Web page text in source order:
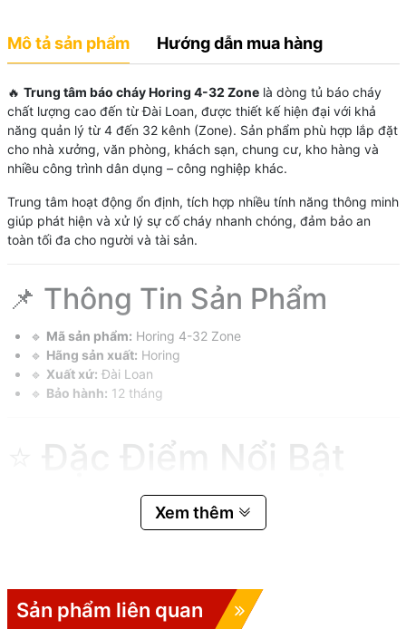
Mô tả sản phẩm Hướng dẫn mua hàng
🔥 Trung tâm báo cháy Horing 4-32 Zonelà dòng tủ báo cháy
chất lượng cao đến từ Đài Loan, được thiết kế hiện đại với khả
năng quản lý từ 4 đến 32 kênh (Zone). Sản phẩm phù hợp lắp đặt
cho nhà xưởng, văn phòng, khách sạn, chung cư, kho hàng và
nhiều công trình dân dụng – công nghiệp khác.
Trung tâm hoạt động ổn định, tích hợp nhiều tính năng thông minh
giúp phát hiện và xử lý sự cố cháy nhanh chóng, đảm bảo an
toàn tối đa cho người và tài sản.
📌 Thông Tin Sản Phẩm
🔹 Mã sản phẩm: Horing 4-32 Zone
🔹 Hãng sản xuất: Horing
🔹 Xuất xứ: Đài Loan
🔹 Bảo hành: 12 tháng
⭐ Đặc Điểm Nổi Bật
Của Trung Tâm Báo
Kênh
Xem thêm
Sản phẩm liên quan